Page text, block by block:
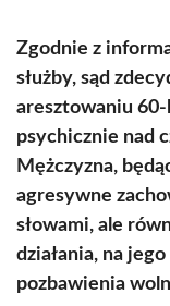
Zgodnie z
służby, sąd
aresztowaniu 60-
psychicznie nad
Mężczyzna,
agresywne
słowami, ale
działania, na
pozbawienia